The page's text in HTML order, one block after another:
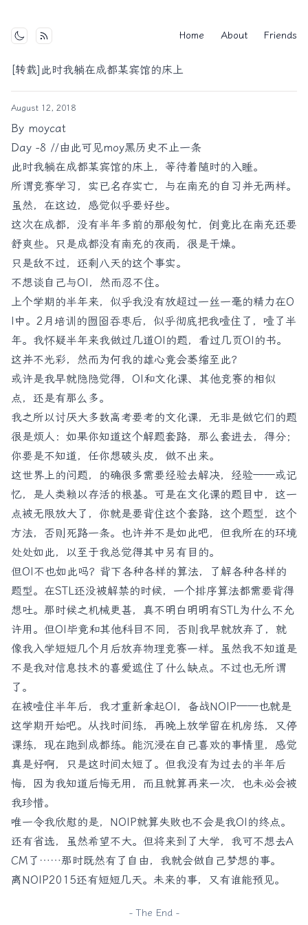
Toggle mode
Home About Friends
[转载]此时我躺在成都某宾馆的床上
August 12, 2018
By moycat
Day -8 //由此可见moy黑历史不止一条
此时我躺在成都某宾馆的床上，等待着随时的入睡。
所谓竞赛学习，实已名存实亡，与在南充的自习并无两样。
虽然，在这边，感觉似乎要好些。
这次在成都，没有半年多前的那般匆忙，倒竟比在南充还要
舒爽些。只是成都没有南充的夜雨，很是干燥。
只是敌不过，还剩八天的这个事实。
不想谈自己与OI，然而忍不住。
上个学期的半年来，似乎我没有放超过一丝一毫的精力在O
I中。2月培训的囫囵吞枣后，似乎彻底把我噎住了，噎了半
年。我怀疑半年来我做过几道OI的题，看过几页OI的书。
这并不光彩，然而为何我的雄心竟会萎缩至此？
或许是我早就隐隐觉得，OI和文化课、其他竞赛的相似
点，还是有那么多。
我之所以讨厌大多数高考要考的文化课，无非是做它们的题
很是烦人：如果你知道这个解题套路，那么套进去，得分；
你要是不知道，任你想破头皮，做不出来。
这世界上的问题，的确很多需要经验去解决，经验——或记
忆，是人类赖以存活的根基。可是在文化课的题目中，这一
点被无限放大了，你就是要背住这个套路，这个题型，这个
方法，否则死路一条。也许并不是如此吧，但我所在的环境
处处如此，以至于我总觉得其中另有目的。
但OI不也如此吗？背下各种各样的算法，了解各种各样的
题型。在STL还没被解禁的时候，一个排序算法都需要背得
想吐。那时候之机械更甚，真不明白明明有STL为什么不允
许用。但OI毕竟和其他科目不同，否则我早就放弃了，就
像我入学短短几个月后放弃物理竞赛一样。虽然我不知道是
不是我对信息技术的喜爱遮住了什么缺点。不过也无所谓
了。
在被噎住半年后，我才重新拿起OI，备战NOIP——也就是
这学期开始吧。从找时间练，再晚上放学留在机房练，又停
课练，现在跑到成都练。能沉浸在自己喜欢的事情里，感觉
真是好啊，只是这时间太短了。但我没有为过去的半年后
悔，因为我知道后悔无用，而且就算再来一次，也未必会被
我珍惜。
唯一令我欣慰的是，NOIP就算失败也不会是我OI的终点。
还有省选，虽然希望不大。但将来到了大学，我可不想去A
CM了……那时既然有了自由，我就会做自己梦想的事。
离NOIP2015还有短短几天。未来的事，又有谁能预见。
- The End -